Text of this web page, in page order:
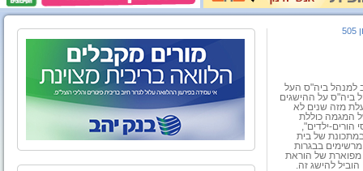
למנהל ביה"ס העל
ביה"ס על ההישגים
מזה שנים לא
המגמה כוללת
ילדים",
של בית
בבגרות
מפוארת של הוראת
להישג זה.